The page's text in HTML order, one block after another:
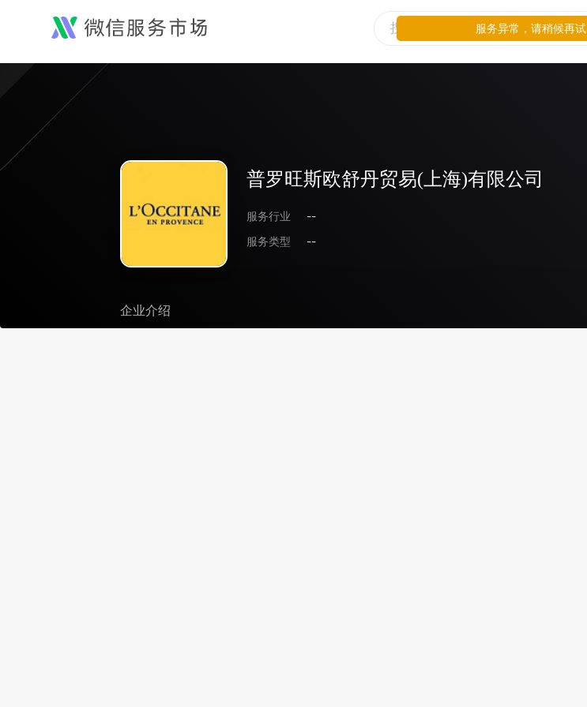
普罗旺斯欧舒丹贸易(上海)有限公司
服务行业
--
服务类型
--
企业介绍
服务异常，请稍候再试